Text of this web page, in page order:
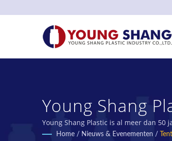
Young Shang
Young Shang Plastic is al meer dan 50
Home / Nieuws & Evenementen /